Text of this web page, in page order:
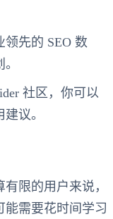
领先的 SEO 数
社区，你可以
议。
限的用户来说，
能需要花时间学习